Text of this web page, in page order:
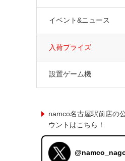
イベント&ニュース
入荷プライズ
設置ゲーム機
namco名古屋駅前店の
ウントはこちら！